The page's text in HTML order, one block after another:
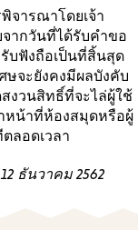
จารณาโดยเจ้า
ากวันที่ได้รับคำขอ
บฟังถือเป็นที่สิ้นสุด
ษจะยังคงมีผลบังคับ
งวนสิทธิ์ที่จะไล่ผู้ใช้
หน้าที่ห้องสมุดหรือผู้
ลอดเวลา
ธันวาคม 2562